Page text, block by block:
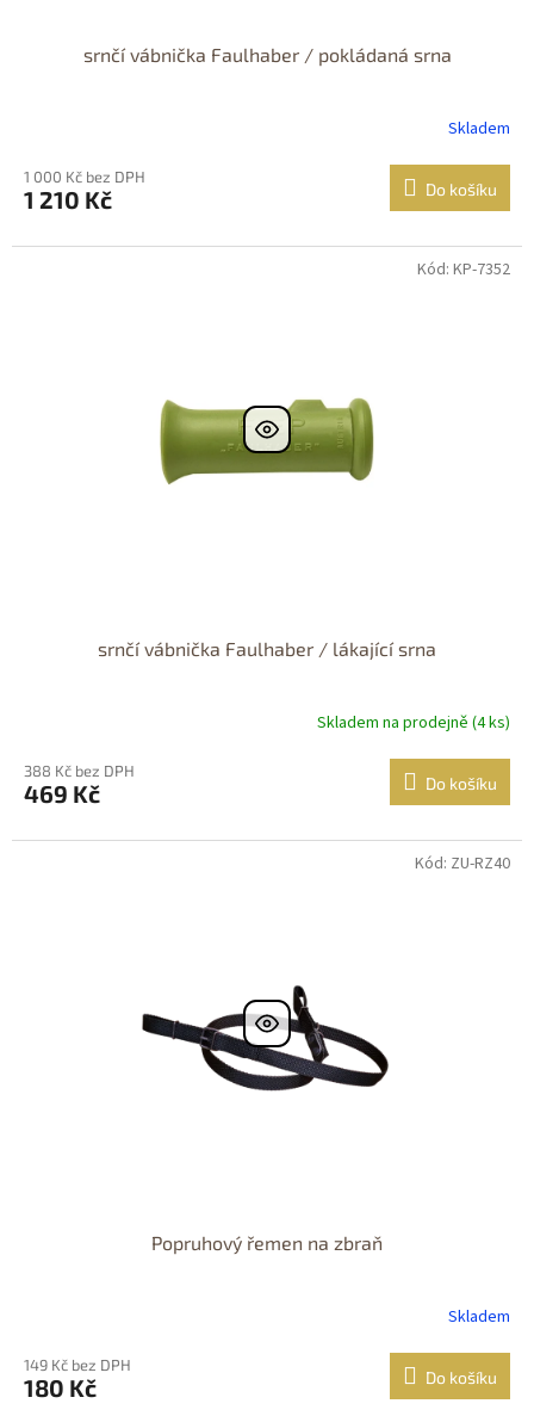
srnčí vábnička Faulhaber / pokládaná srna
Skladem
1 000 Kč bez DPH
1 210 Kč Do košíku
srnčí vábnička Faulhaber / lákající srna
Skladem na prodejně (4 ks)
388 Kč bez DPH
469 Kč Do košíku
Kód: KP-7352
Popruhový řemen na zbraň
Skladem
149 Kč bez DPH
180 Kč Do košíku
Kód: ZU-RZ40